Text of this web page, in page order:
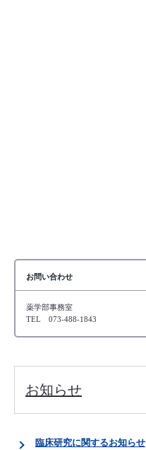
お問い合わせ
薬学部事務室
TEL 073-488-1843
お知らせ
臨床研究に関するお知らせ